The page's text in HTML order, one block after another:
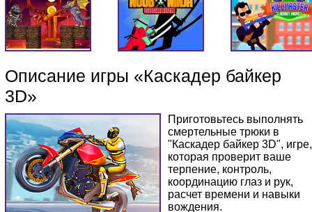
Описание игры «Каскадер байкер
3D»
Приготовьтесь выполнять
смертельные трюки в
"Каскадер байкер 3D", игре,
которая проверит ваше
терпение, контроль,
координацию глаз и рук,
расчет времени и навыки
вождения.